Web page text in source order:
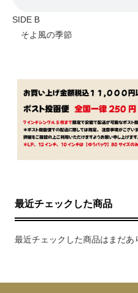
SIDE B
そよ風の季節
最近チェックした商品
最近チェックした商品はまだあ